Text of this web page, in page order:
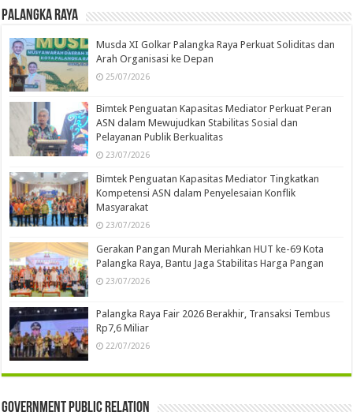
Palangka Raya
Musda XI Golkar Palangka Raya Perkuat Soliditas dan
Arah Organisasi ke Depan
25/07/2026
Bimtek Penguatan Kapasitas Mediator Perkuat Peran
ASN dalam Mewujudkan Stabilitas Sosial dan
Pelayanan Publik Berkualitas
23/07/2026
Bimtek Penguatan Kapasitas Mediator Tingkatkan
Kompetensi ASN dalam Penyelesaian Konflik
Masyarakat
23/07/2026
Gerakan Pangan Murah Meriahkan HUT ke-69 Kota
Palangka Raya, Bantu Jaga Stabilitas Harga Pangan
23/07/2026
Palangka Raya Fair 2026 Berakhir, Transaksi Tembus
Rp7,6 Miliar
22/07/2026
Government Public Relation